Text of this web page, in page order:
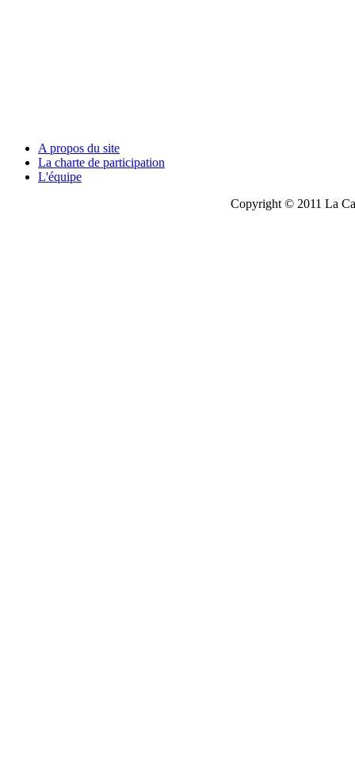
A propos du site
La charte de participation
L'équipe
Copyright © 2011 La